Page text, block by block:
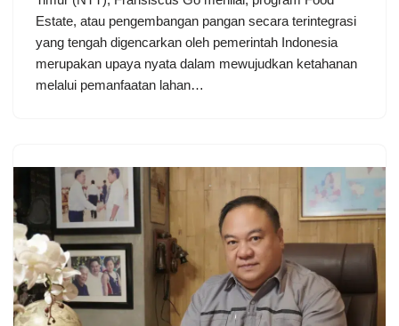
Estate, atau pengembangan pangan secara terintegrasi
yang tengah digencarkan oleh pemerintah Indonesia
merupakan upaya nyata dalam mewujudkan ketahanan
melalui pemanfaatan lahan…